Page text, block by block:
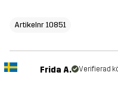
Artikelnr 10851
Frida A. Verifierad